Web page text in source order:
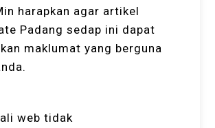
harapkan agar artikel
Padang sedap ini dapat
maklumat yang berguna
web tidak